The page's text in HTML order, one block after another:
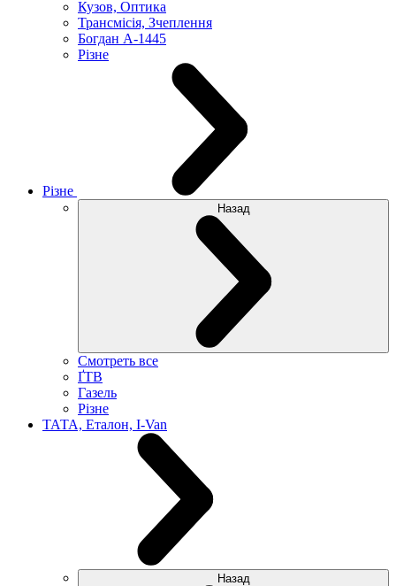
Кузов, Оптика
Трансмісія, Зчеплення
Богдан А-1445
Різне
Різне
Назад
Смотреть все
ҐТВ
Газель
Різне
ТАТА, Еталон, I-Van
Назад